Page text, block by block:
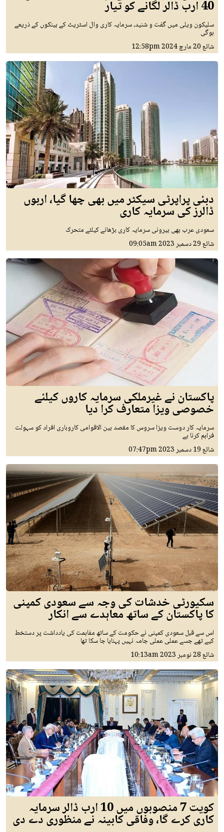
40 ارب ڈالر لگانے کو تیار
سلیکون ویلی میں گفت و شنید، سرمایہ کاری وال اسٹریٹ کے بینکوں کے ذریعے
ہوگی
شائع20 مارچ 2024 12:58pm
دبئی پراپرٹی سیکٹر میں بھی چھا گیا، اربوں
ڈالرز کی سرمایہ کاری
سعودی عرب بھی بیرونی سرمایہ کاری بڑھانے کیلئے متحرک
شائع29 دسمبر 2023 09:05am
پاکستان نے غیرملکی سرمایہ کاروں کیلئے
خصوصی ویزا متعارف کرا دیا
سرمایہ کار دوست ویزا سروس کا مقصد بین الاقوامی کاروباری افراد کو سہولت
فراہم کرنا ہے
شائع19 دسمبر 2023 07:47pm
سکیورٹی خدشات کی وجہ سے سعودی کمپنی
کا پاکستان کے ساتھ معاہدے سے انکار
اس سے قبل سعودی کمپنی نے حکومت کے ساتھ مفاہمت کی یادداشت پر دستخط
کیے تھے جسے عملی عملی جامہ نہیں پہنایا جا سکا تھا
شائع28 نومبر 2023 10:13am
کویت 7 منصوبوں میں 10 ارب ڈالر سرمایہ
کاری کرے گا، وفاقی کابینہ نے منظوری دے دی